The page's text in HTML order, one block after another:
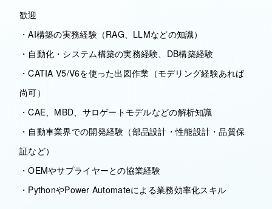
歓迎
・AI構築の実務経験（RAG、LLMなどの知識）
・自動化・システム構築の実務経験、DB構築経験
・CATIA V5/V6を使った出図作業（モデリング経験あれば
尚可）
・CAE、MBD、サロゲートモデルなどの解析知識
・自動車業界での開発経験（部品設計・性能設計・品質保
証など）
・OEMやサプライヤーとの協業経験
・PythonやPower Automateによる業務効率化スキル